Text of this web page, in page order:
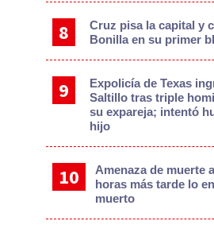
Cruz pisa la capital y
Bonilla en su primer
Expolicía de Texas
Saltillo tras triple
su expareja; intentó
hijo
Amenaza de muerte
horas más tarde lo
muerto